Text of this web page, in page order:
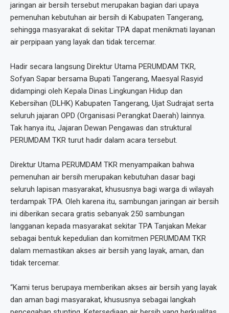
jaringan air bersih tersebut merupakan bagian dari upaya
pemenuhan kebutuhan air bersih di Kabupaten Tangerang,
sehingga masyarakat di sekitar TPA dapat menikmati layanan
air perpipaan yang layak dan tidak tercemar.
Hadir secara langsung Direktur Utama PERUMDAM TKR,
Sofyan Sapar bersama Bupati Tangerang, Maesyal Rasyid
didampingi oleh Kepala Dinas Lingkungan Hidup dan
Kebersihan (DLHK) Kabupaten Tangerang, Ujat Sudrajat serta
seluruh jajaran OPD (Organisasi Perangkat Daerah) lainnya.
Tak hanya itu, Jajaran Dewan Pengawas dan struktural
PERUMDAM TKR turut hadir dalam acara tersebut.
Direktur Utama PERUMDAM TKR menyampaikan bahwa
pemenuhan air bersih merupakan kebutuhan dasar bagi
seluruh lapisan masyarakat, khususnya bagi warga di wilayah
terdampak TPA. Oleh karena itu, sambungan jaringan air bersih
ini diberikan secara gratis sebanyak 250 sambungan
langganan kepada masyarakat sekitar TPA Tanjakan Mekar
sebagai bentuk kepedulian dan komitmen PERUMDAM TKR
dalam memastikan akses air bersih yang layak, aman, dan
tidak tercemar.
“Kami terus berupaya memberikan akses air bersih yang layak
dan aman bagi masyarakat, khususnya sebagai langkah